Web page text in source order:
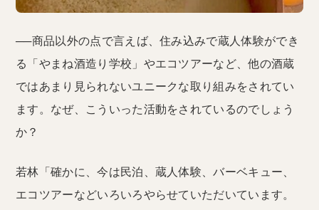
──商品以外の点で言えば、住み込みで蔵人体験ができ
る「やまね酒造り学校」やエコツアーなど、他の酒蔵
ではあまり見られないユニークな取り組みをされてい
ます。なぜ、こういった活動をされているのでしょう
か？
若林「確かに、今は民泊、蔵人体験、バーベキュー、
エコツアーなどいろいろやらせていただいています。